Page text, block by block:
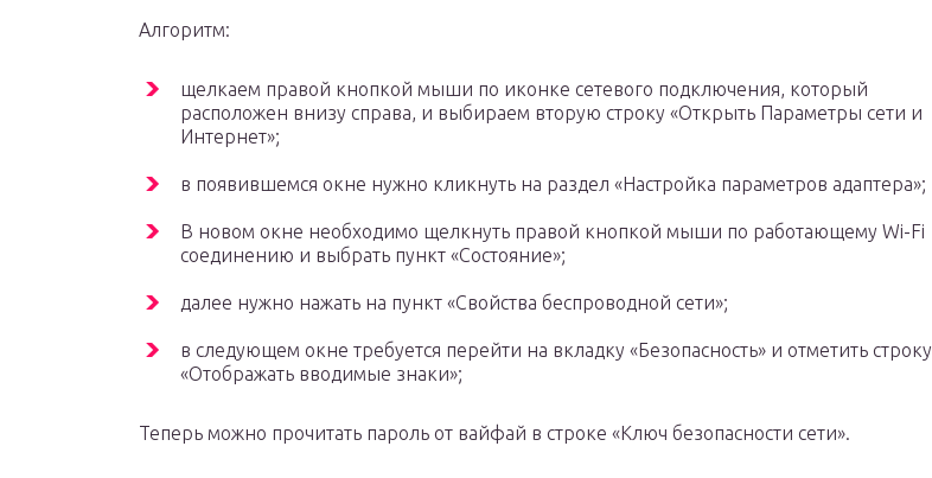
Алгоритм:
щелкаем правой кнопкой мыши по иконке сетевого подключения, который
расположен внизу справа, и выбираем вторую строку «Открыть Параметры сети и
Интернет»;
в появившемся окне нужно кликнуть на раздел «Настройка параметров адаптера»;
В новом окне необходимо щелкнуть правой кнопкой мыши по работающему Wi-Fi
соединению и выбрать пункт «Состояние»;
далее нужно нажать на пункт «Свойства беспроводной сети»;
в следующем окне требуется перейти на вкладку «Безопасность» и отметить строку
«Отображать вводимые знаки»;
Теперь можно прочитать пароль от вайфай в строке «Ключ безопасности сети».